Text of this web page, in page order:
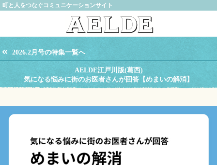
町と人をつなぐコミュニケーションサイト
2026.2月号の特集一覧へ
AELDE江戸川版(葛西)
気になる悩みに街のお医者さんが回答【めまいの解消】